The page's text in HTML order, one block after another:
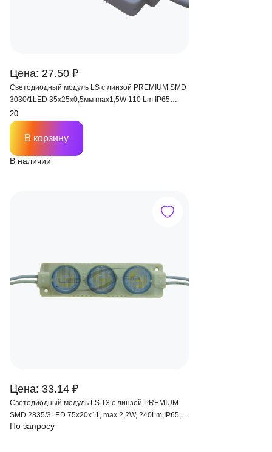
Цена: 27.50 ₽
Светодиодный модуль LS с линзой PREMIUM SMD
3030/1LED 35х25х0,5мм max1,5W 110 Lm IP65
(провод 15 см)
В наличии
В корзину
Цена: 33.14 ₽
Светодиодный модуль LS T3 с линзой PREMIUM
SMD 2835/3LED 75х20х11, max 2,2W, 240Lm,IP65,
15*45°
По запросу